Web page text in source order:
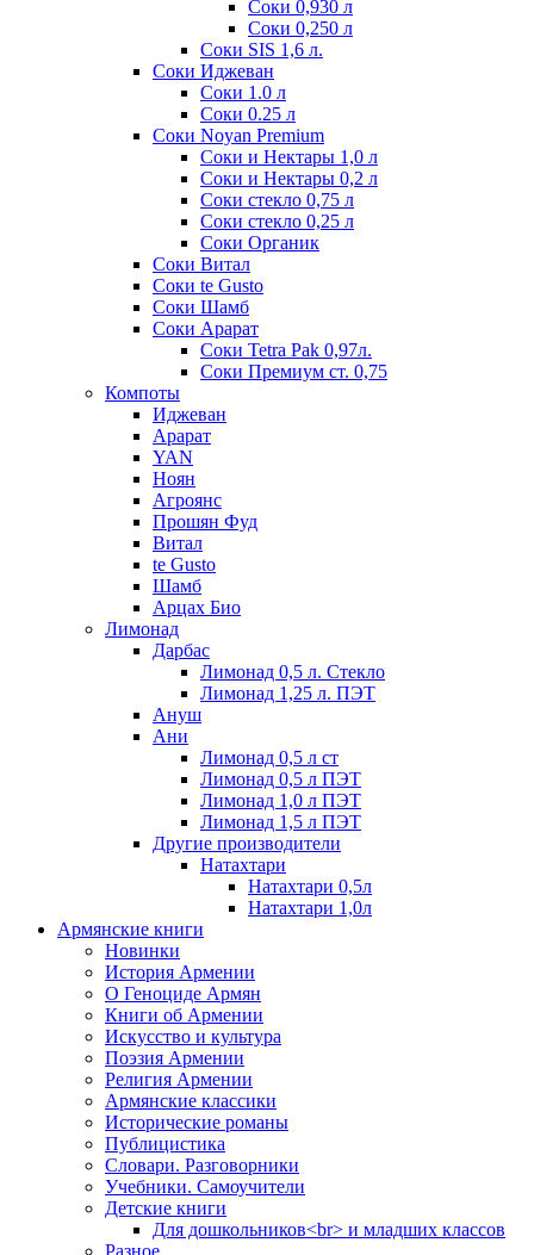
Соки 0,930 л
Соки 0,250 л
Соки SIS 1,6 л.
Соки Иджеван
Соки 1.0 л
Соки 0.25 л
Соки Noyan Premium
Соки и Нектары 1,0 л
Соки и Нектары 0,2 л
Соки стекло 0,75 л
Соки стекло 0,25 л
Соки Органик
Соки Витал
Соки te Gusto
Соки Шамб
Соки Арарат
Соки Tetra Pak 0,97л.
Соки Премиум ст. 0,75
Компоты
Иджеван
Арарат
YAN
Ноян
Агроянс
Прошян Фуд
Витал
te Gusto
Шамб
Арцах Био
Лимонад
Дарбас
Лимонад 0,5 л. Стекло
Лимонад 1,25 л. ПЭТ
Ануш
Ани
Лимонад 0,5 л ст
Лимонад 0,5 л ПЭТ
Лимонад 1,0 л ПЭТ
Лимонад 1,5 л ПЭТ
Другие производители
Натахтари
Натахтари 0,5л
Натахтари 1,0л
Армянские книги
Новинки
История Армении
О Геноциде Армян
Книги об Армении
Иcкусство и культура
Поэзия Армении
Религия Армении
Армянские классики
Исторические романы
Публицистика
Словари. Разговорники
Учебники. Самоучители
Детские книги
Для дошкольников<br> и младших классов
Разное